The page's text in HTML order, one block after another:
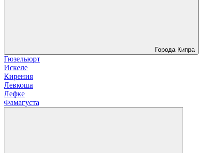
Города Кипра
Гюзельюрт
Искеле
Кирения
Левкоша
Лефке
Фамагуста